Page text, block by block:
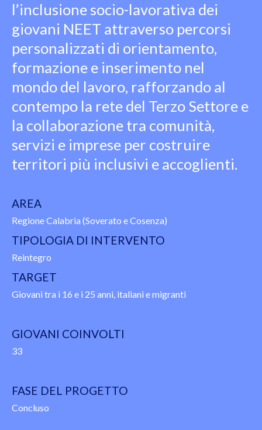
l’inclusione socio-lavorativa dei
giovani NEET attraverso percorsi
personalizzati di orientamento,
formazione e inserimento nel
mondo del lavoro, rafforzando al
contempo la rete del Terzo Settore e
la collaborazione tra comunità,
servizi e imprese per costruire
territori più inclusivi e accoglienti.
AREA
Regione Calabria (Soverato e Cosenza)
TIPOLOGIA DI INTERVENTO
Reintegro
TARGET
Giovani tra i 16 e i 25 anni, italiani e migranti
GIOVANI COINVOLTI
33
FASE DEL PROGETTO
Concluso